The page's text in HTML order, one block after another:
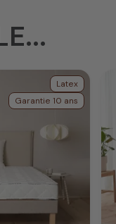
Latex
Garantie 10 ans